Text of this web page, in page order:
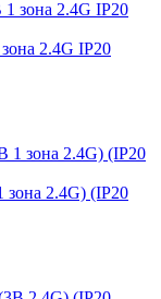
2.4G IP20
2.4G) (IP20